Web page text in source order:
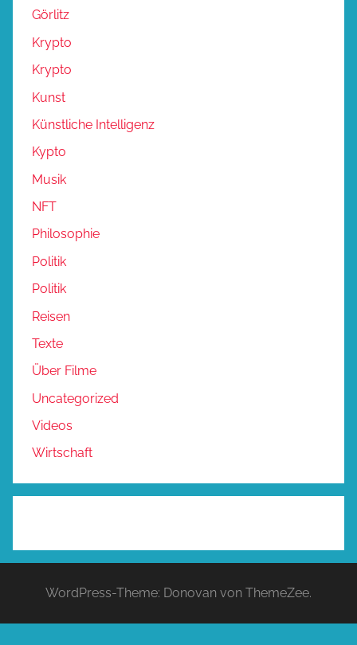
Görlitz
Krypto
Krypto
Kunst
Künstliche Intelligenz
Kypto
Musik
NFT
Philosophie
Politik
Politik
Reisen
Texte
Über Filme
Uncategorized
Videos
Wirtschaft
WordPress-Theme: Donovan von ThemeZee.